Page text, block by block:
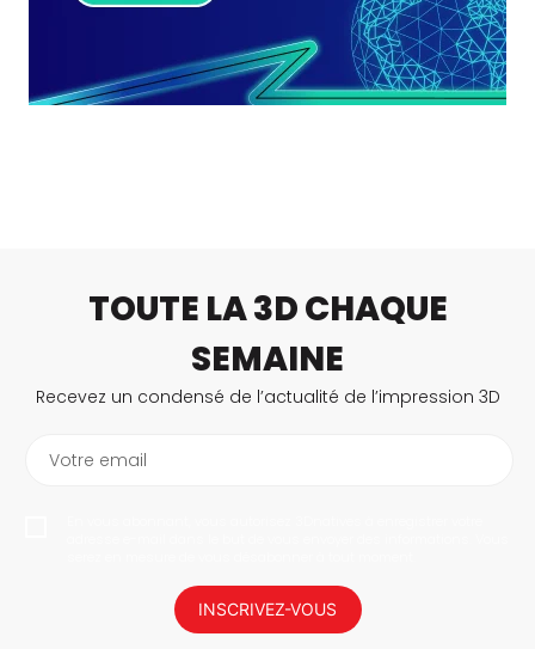
TOUTE LA 3D CHAQUE
SEMAINE
Recevez un condensé de l’actualité de l’impression 3D
Votre email
INSCRIVEZ-VOUS